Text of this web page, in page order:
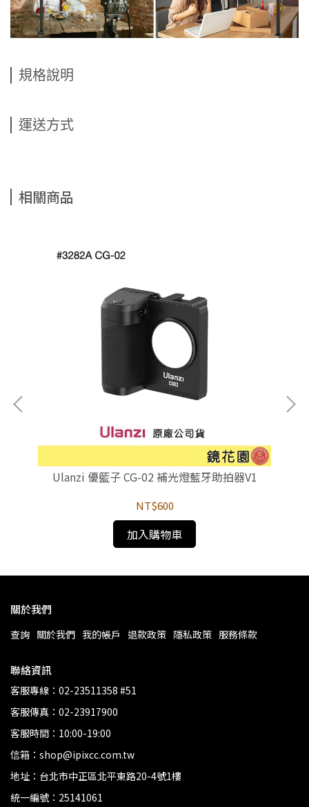
規格說明
運送方式
相關商品
Ulanzi 優籃子 CG-02 補光燈藍牙助拍器V1
NT$600
加入購物車
關於我們
查詢 關於我們 我的帳戶 退款政策 隱私政策 服務條款
聯絡資訊
客服專線：02-23511358 #51
客服傳真：02-23917900
客服時間：10:00-19:00
信箱：shop@ipixcc.com.tw
地址：台北市中正區北平東路20-4號1樓
統一編號：25141061